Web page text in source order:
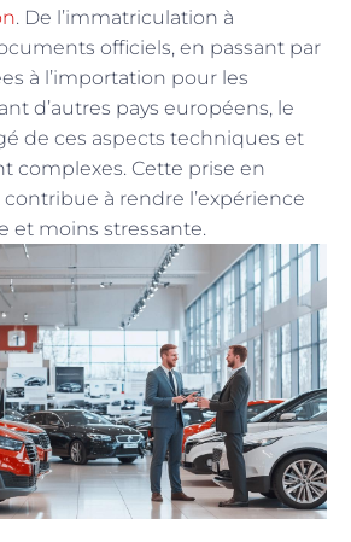
. De l’immatriculation à
officiels, en passant par
à l’importation pour les
d’autres pays européens, le
de ces aspects techniques et
complexes. Cette prise en
à rendre l’expérience
et moins stressante.